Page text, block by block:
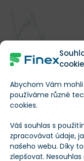
Abychom Vám
používáme různé
cookies.
Váš souhlas s
zpracovávat údaje,
našeho webu. Díky
zlepšovat.
U HDP lze
měsíce jsou slabší,
pracím. Nejlepší je